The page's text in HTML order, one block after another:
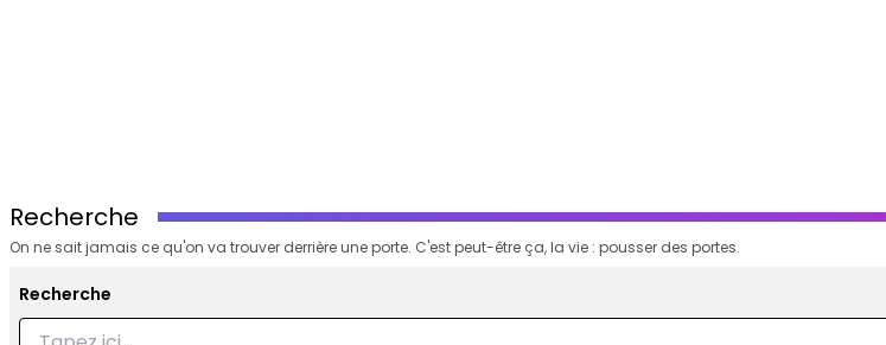
Recherche
On ne sait jamais ce qu'on va trouver derrière une porte. C'est peut-être ça, la vie : pousser des portes.
Recherche
Recherche